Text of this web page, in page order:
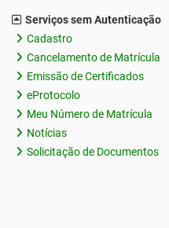
Serviços sem Autenticação
Cadastro
Cancelamento de Matrícula
Emissão de Certificados
eProtocolo
Meu Número de Matrícula
Notícias
Solicitação de Documentos